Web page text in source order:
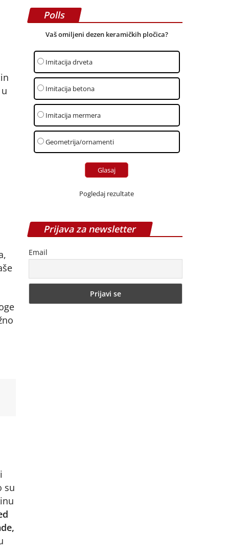
su
Polls
Vaš omiljeni dezen keramičkih pločica?
Imitacija drveta
Imitacija betona
Imitacija mermera
Geometrija/ornamenti
Pogledaj rezultate
Prijava za newsletter
Email